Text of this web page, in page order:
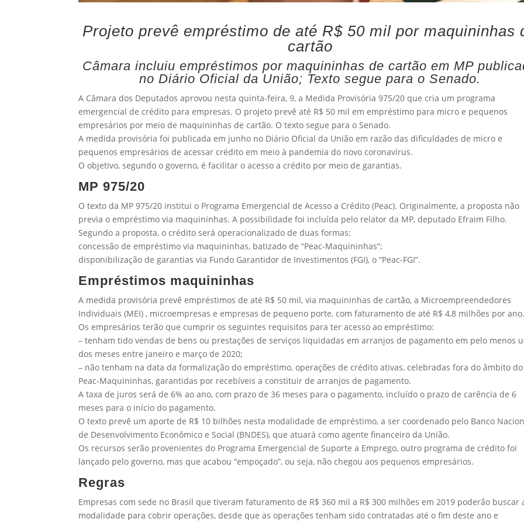
Projeto prevê empréstimo de até R$ 50 mil por maquininhas
cartão
Câmara incluiu empréstimos por maquininhas de cartão em MP
no Diário Oficial da União; Texto segue para o Senado.
A Câmara dos Deputados aprovou nesta quinta-feira, 9, a Medida Provisória 975/20 que cria um programa
emergencial de crédito para empresas. O projeto prevê até R$ 50 mil em empréstimo para micro e pequenos
empresários por meio de maquininhas de cartão. O texto segue para o Senado.
A medida provisória foi publicada em junho no Diário Oficial da União em razão das dificuldades de micro e
pequenos empresários de acessar crédito em meio à pandemia do novo coronavírus.
O objetivo, segundo o governo, é facilitar o acesso a crédito por meio de garantias.
MP 975/20
O texto da MP 975/20 institui o Programa Emergencial de Acesso a Crédito (Peac). Originalmente, a proposta não
previa o empréstimo via maquininhas. A possibilidade foi incluída pelo relator da MP, deputado Efraim Filho.
Segundo a proposta, o crédito será operacionalizado de duas formas:
concessão de empréstimo via maquininhas, batizado de “Peac-Maquininhas”;
disponibilização de garantias via Fundo Garantidor de Investimentos (FGI), o “Peac-FGI”.
Empréstimos maquininhas
A medida provisória prevê empréstimos de até R$ 50 mil, via maquininhas de cartão, a Microempreendedores
Individuais (MEI) , microempresas e empresas de pequeno porte, com faturamento de até R$ 4,8 milhões por ano.
Os empresários terão que cumprir os seguintes requisitos para ter acesso ao empréstimo:
– tenham tido vendas de bens ou prestações de serviços liquidadas em arranjos de pagamento em pelo menos
dos meses entre janeiro e março de 2020;
– não tenham na data da formalização do empréstimo, operações de crédito ativas, celebradas fora do âmbito do
Peac-Maquininhas, garantidas por recebíveis a constituir de arranjos de pagamento.
A taxa de juros será de 6% ao ano, com prazo de 36 meses para o pagamento, incluído o prazo de carência de 6
meses para o início do pagamento.
O texto prevê um aporte de R$ 10 bilhões nesta modalidade de empréstimo, a ser coordenado pelo Banco
de Desenvolvimento Econômico e Social (BNDES), que atuará como agente financeiro da União.
Os recursos serão provenientes do Programa Emergencial de Suporte a Emprego, outro programa de crédito foi
lançado pelo governo, mas que acabou “empoçado”, ou seja, não chegou aos pequenos empresários.
Regras
Empresas com sede no Brasil que tiveram faturamento de R$ 360 mil a R$ 300 milhões em 2019 poderão buscar
modalidade para cobrir operações, desde que as operações tenham sido contratadas até o fim deste ano e